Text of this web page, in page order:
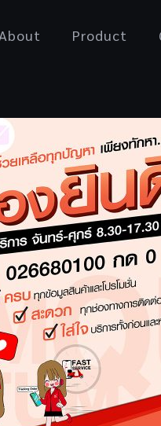
Product